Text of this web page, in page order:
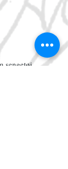
sengetøj,